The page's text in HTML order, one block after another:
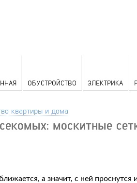
ОБУСТРОЙСТВО ЭЛЕКТРИКА
квартиры и дома
москитные
а значит, с ней проснутся